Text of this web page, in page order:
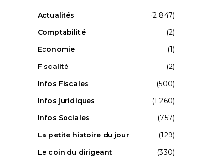
Actualités
(2 847)
Comptabilité
(2)
Economie
(1)
Fiscalité
(2)
Infos Fiscales
(500)
Infos juridiques
(1 260)
Infos Sociales
(757)
La petite histoire du jour
(129)
Le coin du dirigeant
(330)